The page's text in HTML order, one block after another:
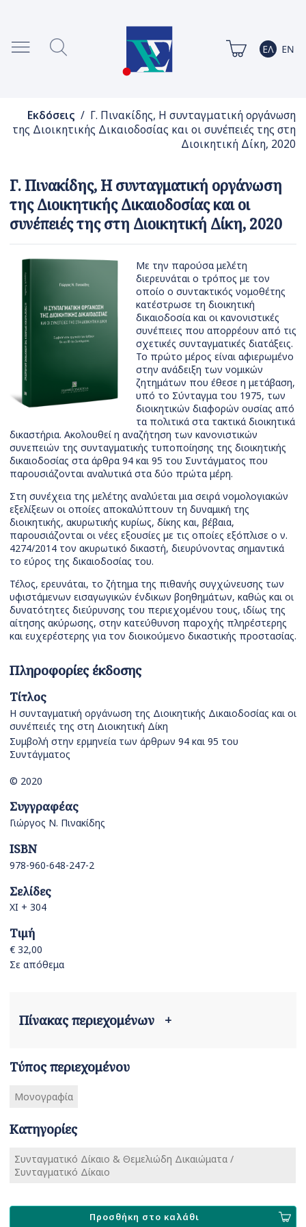
Εκδόσεις / Γ. Πινακίδης, Η συνταγματική οργάνωση
της Διοικητικής Δικαιοδοσίας και οι συνέπειές της στη
Διοικητική Δίκη, 2020
Γ. Πινακίδης, Η συνταγματική οργάνωση
της Διοικητικής Δικαιοδοσίας και οι
συνέπειές της στη Διοικητική Δίκη, 2020
Με την παρούσα μελέτη
διερευνάται ο τρόπος με τον
οποίο ο συντακτικός νομοθέτης
κατέστρωσε τη διοικητική
δικαιοδοσία και οι κανονιστικές
συνέπειες που απορρέουν από τις
σχετικές συνταγματικές διατάξεις.
Το πρώτο μέρος είναι αφιερωμένο
στην ανάδειξη των νομικών
ζητημάτων που έθεσε η μετάβαση,
υπό το Σύνταγμα του 1975, των
διοικητικών διαφορών ουσίας από
τα πολιτικά στα τακτικά διοικητικά
δικαστήρια. Ακολουθεί η αναζήτηση των κανονιστικών
συνεπειών της συνταγματικής τυποποίησης της διοικητικής
δικαιοδοσίας στα άρθρα 94 και 95 του Συντάγματος που
παρουσιάζονται αναλυτικά στα δύο πρώτα μέρη.
Στη συνέχεια της μελέτης αναλύεται μια σειρά νομολογιακών
εξελίξεων οι οποίες αποκαλύπτουν τη δυναμική της
διοικητικής, ακυρωτικής κυρίως, δίκης και, βέβαια,
παρουσιάζονται οι νέες εξουσίες με τις οποίες εξόπλισε ο ν.
4274/2014 τον ακυρωτικό δικαστή, διευρύνοντας σημαντικά
το εύρος της δικαιοδοσίας του.
Τέλος, ερευνάται, το ζήτημα της πιθανής συγχώνευσης των
υφιστάμενων εισαγωγικών ένδικων βοηθημάτων, καθώς και οι
δυνατότητες διεύρυνσης του περιεχομένου τους, ιδίως της
αίτησης ακύρωσης, στην κατεύθυνση παροχής πληρέστερης
και ευχερέστερης για τον διοικούμενο δικαστικής προστασίας.
Πληροφορίες έκδοσης
Τίτλος
Η συνταγματική οργάνωση της Διοικητικής Δικαιοδοσίας και οι
συνέπειές της στη Διοικητική Δίκη
Συμβολή στην ερμηνεία των άρθρων 94 και 95 του
Συντάγματος
© 2020
Συγγραφέας
Γιώργος Ν. Πινακίδης
ISBN
978-960-648-247-2
Σελίδες
ΧΙ + 304
Τιμή
€ 32,00
Σε απόθεμα
Πίνακας περιεχομένων +
Τύπος περιεχομένου
Μονογραφία
Κατηγορίες
Συνταγματικό Δίκαιο & Θεμελιώδη Δικαιώματα /
Συνταγματικό Δίκαιο
Προσθήκη στο καλάθι